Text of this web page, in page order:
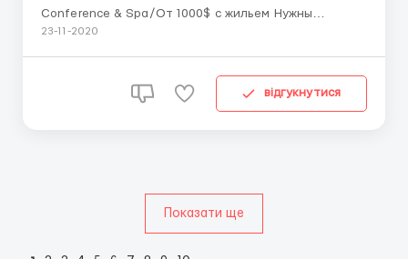
Conference & Spa/От 1000$ с жильем Нужны
горничные для уборки номеров в спа-отель Hotel
центра города Сероцк (40 км от Варшавы).
23-11-2020
відгукнутися
Показати ще